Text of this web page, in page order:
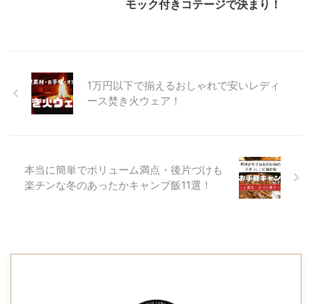
モック付きコテージで決まり！
1万円以下で揃えるおしゃれで安いレディ
ース焚き火ウェア！
本当に簡単でボリューム満点・後片づけも
楽チンな冬のあったかキャンプ飯11選！